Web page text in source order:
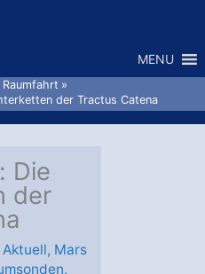
MENU
Raumfahrt
der Tractus Catena
Die
der
, Mars
,